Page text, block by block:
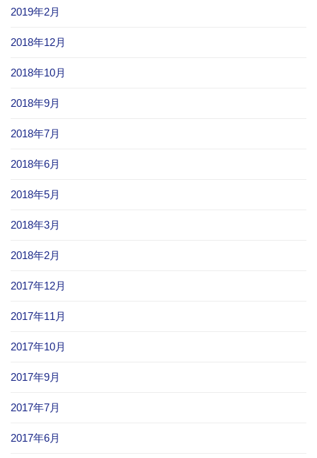
2019年2月
2018年12月
2018年10月
2018年9月
2018年7月
2018年6月
2018年5月
2018年3月
2018年2月
2017年12月
2017年11月
2017年10月
2017年9月
2017年7月
2017年6月